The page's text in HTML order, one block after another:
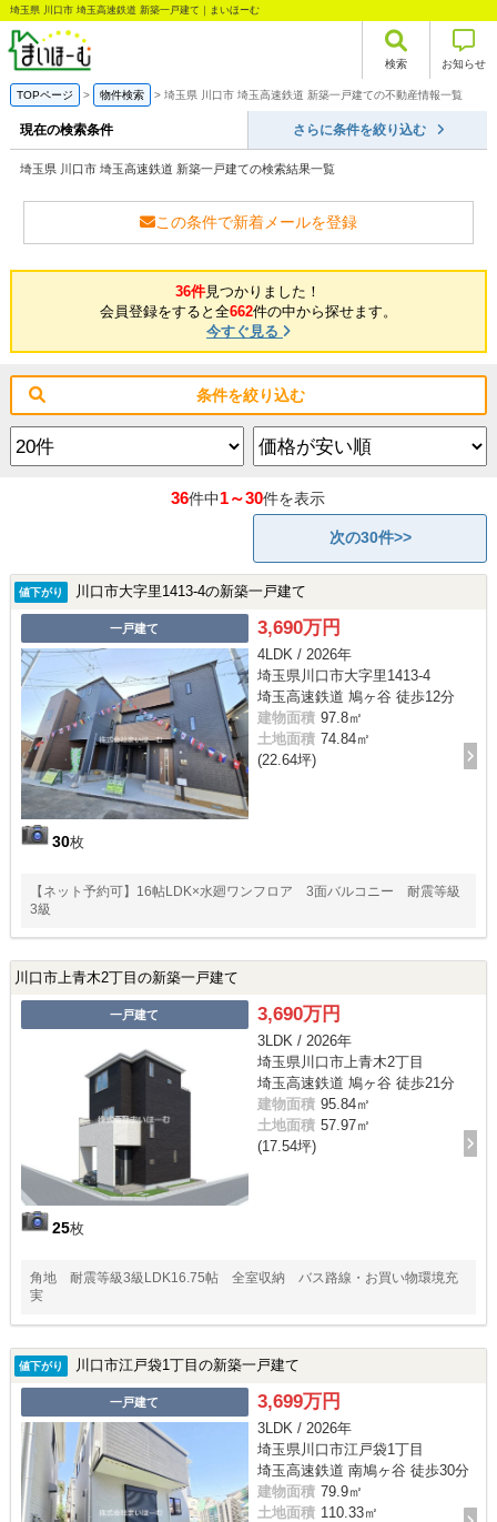
埼玉県 川口市 埼玉高速鉄道 新築一戸建て｜まいほーむ
検索 お知らせ
TOPページ 物件検索 埼玉県 川口市 埼玉高速鉄道 新築一戸建ての不動産情報一覧
現在の検索条件 さらに条件を絞り込む
埼玉県 川口市 埼玉高速鉄道 新築一戸建ての検索結果一覧
この条件で新着メールを登録
36件見つかりました！
会員登録をすると全662件の中から探せます。
今すぐ見る
条件を絞り込む
36件中1～30件を表示
次の30件>>
値下がり 川口市大字里1413-4の新築一戸建て
一戸建て
30枚
3,690万円
4LDK / 2026年
埼玉県川口市大字里1413-4
埼玉高速鉄道 鳩ヶ谷 徒歩12分
建物面積 97.8㎡
土地面積 74.84㎡
(22.64坪)
【ネット予約可】16帖LDK×水廻ワンフロア 3面バルコニー 耐震等級
3級
川口市上青木2丁目の新築一戸建て
一戸建て
25枚
3,690万円
3LDK / 2026年
埼玉県川口市上青木2丁目
埼玉高速鉄道 鳩ヶ谷 徒歩21分
建物面積 95.84㎡
土地面積 57.97㎡
(17.54坪)
角地 耐震等級3級LDK16.75帖 全室収納 バス路線・お買い物環境充
実
値下がり 川口市江戸袋1丁目の新築一戸建て
一戸建て 3,699万円
3LDK / 2026年
埼玉県川口市江戸袋1丁目
埼玉高速鉄道 南鳩ヶ谷 徒歩30分
建物面積 79.9㎡
土地面積 110.33㎡